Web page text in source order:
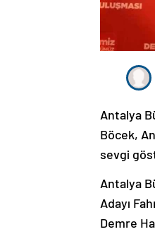
Antalya
Böcek,
sevgi
Antalya
Adayı
Demre